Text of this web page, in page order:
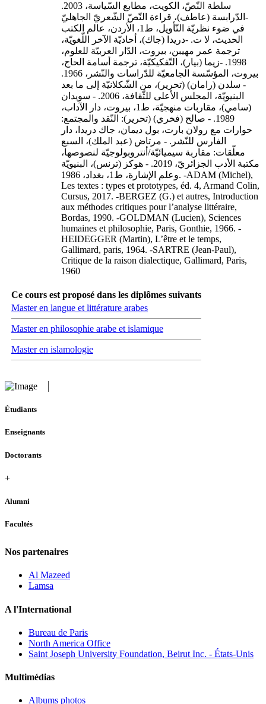
سلطة النّصّ، الكويت، مطابع السّياسة، 2003.
-الدّرابسة (عاطف)، قراءة النّصّ الشّعريّ الجاهليّ
في ضوء نظريّة التّأويل، ط1، الأردن، عالم الكتب
الحديث، لا ت. -دريدا (جاك)، أحاديّة الآخر اللّغويّة،
ترجمة عمر مهيبن، بيروت، الدّار العربيّة للعلوم،
1998. -زيما (بيار)، التّفكيكيّة، ترجمة أسامة الحاج،
بيروت، المؤسّسة الجامعيّة للدّراسات والنّشر، 1966.
- سلدن (رامان) (تحرير)، من الشّكلانيّة إلى ما بعد
البنيويّة، المجلس الأعلى للثّقافة، 2006. - سويدان
(سامي)، مقاربات منهجيّة، ط1، بيروت، دار الآداب،
1989. - صالح (فخري) (تحرير): النّقد والمجتمع:
حوارات مع رولان بارت، بول ديمان، جاك دريدا، دار
الفارس للنّشر. - مرتاض (عبد الملك)، السبع
معلّقات: مقاربة سيميائيّة/أنتروبولوجيّة لنصوصها،
مكتبة الأدب الجزائريّ، 2019. - هوكز (ترنس)، البنيويّة
وعلم الإشارة، ط1، بغداد، 1986. -ADAM (Michel),
Les textes : types et prototypes, éd. 4, Armand Colin,
Cursus, 2017. -BERGEZ (G.) et autres, Introduction
aux méthodes critiques pour l’analyse littéraire,
Bordas, 1990. -GOLDMAN (Lucien), Sciences
humaines et philosophie, Paris, Gonthie, 1966. -
HEIDEGGER (Martin), L’être et le temps,
Gallimard, paris, 1964. -SARTRE (Jean-Paul),
Critique de la raison dialectique, Gallimard, Paris,
1960
Ce cours est proposé dans les diplômes suivants
Master en langue et littérature arabes
Master en philosophie arabe et islamique
Master en islamologie
Étudiants
Enseignants
Doctorants
+
Alumni
Facultés
Nos partenaires
Al Mazeed
Lamsa
A l'International
Bureau de Paris
North America Office
Saint Joseph University Foundation, Beirut Inc. - États-Unis
Multimédias
Albums photos